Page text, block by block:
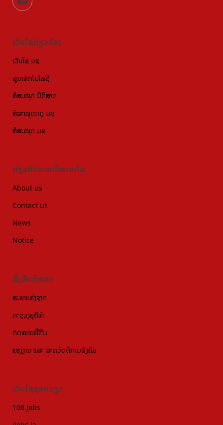
ເວັບໄຊກ່ຽວຂ້ອງ
ເວັບໄຊ ມຊ
ສູນເທັກໂນໂລຊີ
ຫໍສະໝຸດ ນິຕິສາດ
ຫໍສະໝຸດກາງ ມຊ
ຫໍສະໝຸດ ມຊ
ກ່ຽວກັບມະຫາວິທະຍາໄລ
About us
Contact us
News
Notice
ລີ້ງມີປະໂຫຍດ
ສະພາແຫ່ງຊາດ
ກະຊວງຍຸຕິທຳ
ກົດໝາຍທີ່ດີນ
ແຮງງານ ແລະ ສະຫວັດດີການສັງຄົມ
ເວັບໄຊຊອກວຽກ
108.jobs